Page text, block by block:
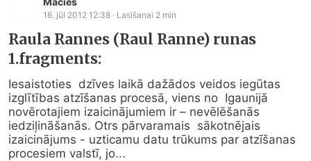
16. jūl 2012 12:38 · Lasīšanai 2 min
Raula Rannes (Raul Ranne) runas
1.fragments:
Iesaistoties  dzīves laikā dažādos veidos iegūtas
izglītības atzīšanas procesā, viens no  Igaunijā
novērotajiem izaicinājumiem ir – nevēlēšanās
iedziļināšanās. Otrs pārvaramais  sākotnējais
izaicinājums - uzticamu datu trūkums par atzīšanas
procesiem valstī, jo...